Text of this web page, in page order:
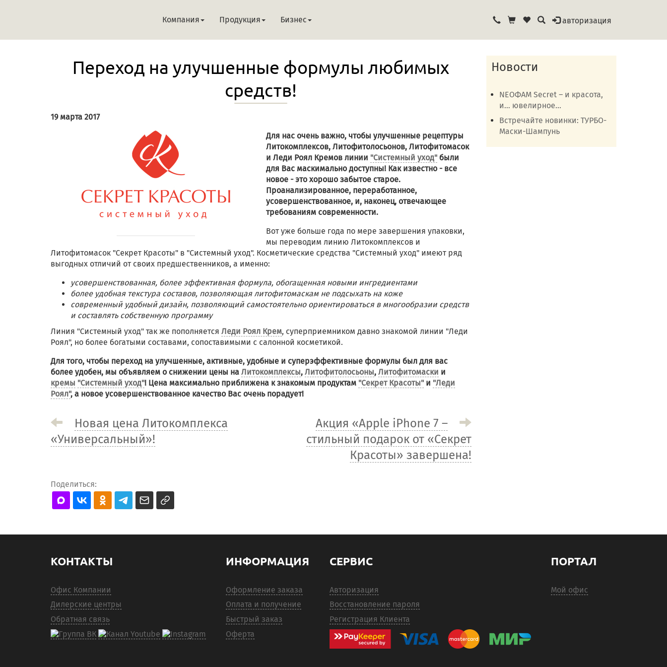
Компания Продукция Бизнес авторизация
Переход на улучшенные формулы любимых
средств!
19 марта 2017
Для нас очень важно, чтобы улучшенные рецептуры
Литокомплексов, Литофитолосьонов, Литофитомасок
и Леди Роял Кремов линии "Системный уход"были
для Вас маскимально доступны! Как известно - все
новое - это хорошо забытое старое.
Проанализированное, переработанное,
усовершенствованное, и, наконец, отвечающее
требованиям современности.
Вот уже больше года по мере завершения упаковки,
мы переводим линию Литокомплексов и
Литофитомасок "Секрет Красоты" в "Системный уход". Косметические средства "Системный уход" имеют ряд
выгодных отличий от своих предшественников, а именно:
усовершенствованная, более эффективная формула, обогащенная новыми ингредиентами
более удобная текстура составов, позволяющая литофитомаскам не подсыхать на коже
современный удобный дизайн, позволяющий самостоятельно ориентироваться в многообразии средств
и составлять собственную программу
Линия "Системный уход" так же пополняется Леди Роял Крем, суперприемником давно знакомой линии "Леди
Роял", но более богатыми составами, сопоставимыми с салонной косметикой.
Для того, чтобы переход на улучшенные, активные, удобные и суперэффективные формулы был для вас
более удобен, мы объявляем о снижении цены на Литокомплексы, Литофитолосьоны, Литофитомаски и
кремы "Системный уход"! Цена максимально приближена к знакомым продуктам "Секрет Красоты" и "Леди
Роял", а новое усовершенствованное качество Вас очень порадует!
Новая цена Литокомплекса
«Универсальный»!
Акция «Apple iPhone 7 –
стильный подарок от «Секрет
Красоты» завершена!
Поделиться:
Новости
NEOФАМ Secret – и красота,
и… ювелирное...
Встречайте новинки: ТУРБО-
Маски-Шампунь
КОНТАКТЫ
Офис Компании
Дилерские центры
Обратная связь
ИНФОРМАЦИЯ
Оформление заказа
Оплата и получение
Быстрый заказ
Оферта
СЕРВИС
Авторизация
Восстановление пароля
Регистрация Клиента
ПОРТАЛ
Мой офис